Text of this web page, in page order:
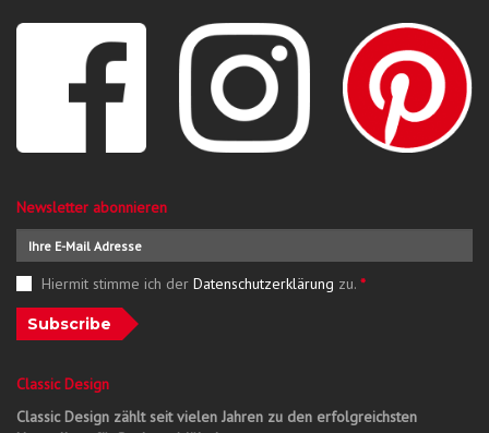
Newsletter abonnieren
Hiermit stimme ich der Datenschutzerklärung zu. *
Subscribe
Classic Design
Classic Design zählt seit vielen Jahren zu den erfolgreichsten